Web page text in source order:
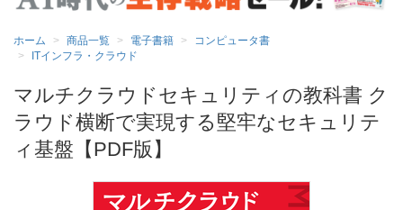
ホーム 商品一覧 電子書籍
コンピュータ書
ITインフラ・クラウド
マルチクラウドセキュリティの教科書 ク
ラウド横断で実現する堅牢なセキュリテ
ィ基盤【PDF版】